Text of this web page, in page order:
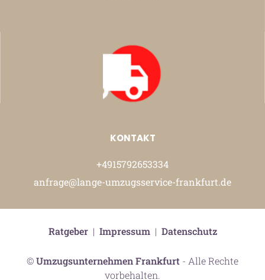
KONTAKT
+4915792653334
anfrage@lange-umzugsservice-frankfurt.de
©Umzugsunternehmen Frankfurt - Alle Rechte
vorbehalten.
Ratgeber| Impressum| Datenschutz